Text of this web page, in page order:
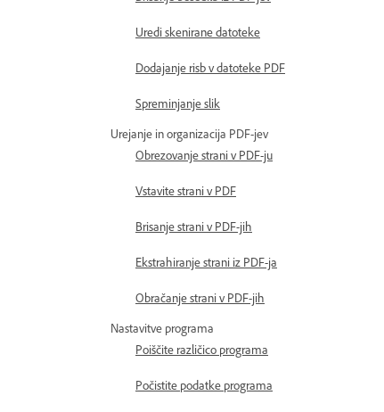
Uredi skenirane datoteke
Dodajanje risb v datoteke PDF
Spreminjanje slik
Urejanje in organizacija PDF-jev
Obrezovanje strani v PDF-ju
Vstavite strani v PDF
Brisanje strani v PDF-jih
Ekstrahiranje strani iz PDF-ja
Obračanje strani v PDF-jih
Nastavitve programa
Poiščite različico programa
Počistite podatke programa